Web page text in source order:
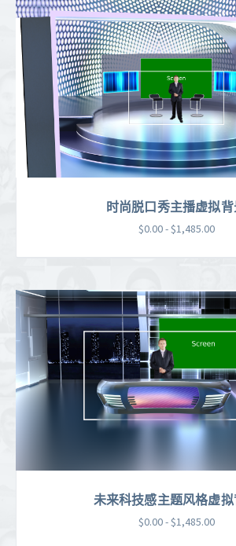
时尚脱口秀主播虚拟
$0.00 - $1,485.00
未来科技感主题风格虚
$0.00 - $1,485.00